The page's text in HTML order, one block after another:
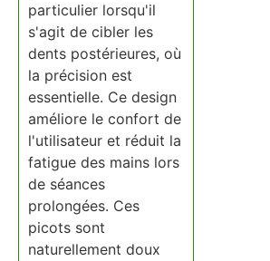
particulier lorsqu'il
s'agit de cibler les
dents postérieures, où
la précision est
essentielle. Ce design
améliore le confort de
l'utilisateur et réduit la
fatigue des mains lors
de séances
prolongées. Ces
picots sont
naturellement doux